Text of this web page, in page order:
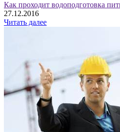
Как проходит водоподготовка
27.12.2016
Читать далее